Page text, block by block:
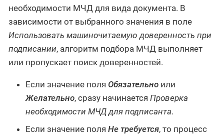
необходимости МЧД для вида документа. В
зависимости от выбранного значения в поле
Использовать машиночитаемую доверенность при
подписании, алгоритм подбора МЧД выполняет
или пропускает поиск доверенностей.
Если значение поля Обязательно или
Желательно, сразу начинается Проверка
необходимости МЧД для подписанта.
Если значение поля Не требуется, то процесс